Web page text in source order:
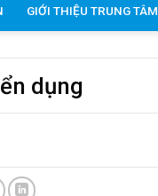
GIỚI THIỆU TRUNG TÂM
dụng